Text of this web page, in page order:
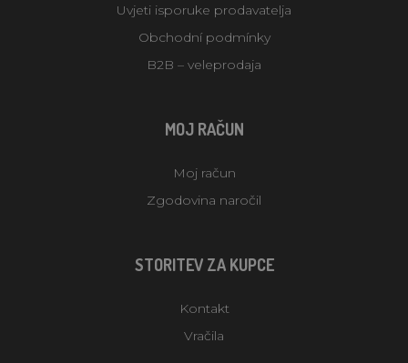
Uvjeti isporuke prodavatelja
Obchodní podmínky
B2B – veleprodaja
MOJ RAČUN
Moj račun
Zgodovina naročil
STORITEV ZA KUPCE
Kontakt
Vračila